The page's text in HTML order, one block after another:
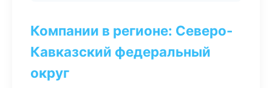
Компании в регионе: Северо-
Кавказский федеральный
округ